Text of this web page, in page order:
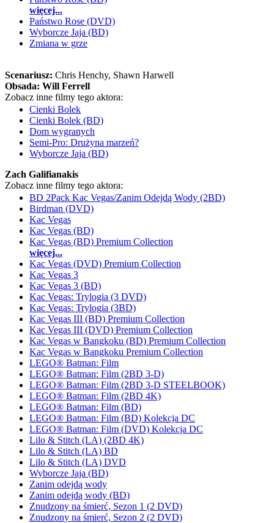
więcej...
Państwo Rose (DVD)
Wyborcze Jaja (BD)
Zmiana w grze
Scenariusz: Chris Henchy, Shawn Harwell
Obsada: Will Ferrell
Zobacz inne filmy tego aktora:
Cienki Bolek
Cienki Bolek (BD)
Dom wygranych
Semi-Pro: Drużyna marzeń?
Wyborcze Jaja (BD)
Zach Galifianakis
Zobacz inne filmy tego aktora:
BD 2Pack Kac Vegas/Zanim Odejdą Wody (2BD)
Birdman (DVD)
Kac Vegas
Kac Vegas (BD)
Kac Vegas (BD) Premium Collection
więcej...
Kac Vegas (DVD) Premium Collection
Kac Vegas 3
Kac Vegas 3 (BD)
Kac Vegas: Trylogia (3 DVD)
Kac Vegas: Trylogia (3BD)
Kac Vegas III (BD) Premium Collection
Kac Vegas III (DVD) Premium Collection
Kac Vegas w Bangkoku (BD) Premium Collection
Kac Vegas w Bangkoku Premium Collection
LEGO® Batman: Film
LEGO® Batman: Film (2BD 3-D)
LEGO® Batman: Film (2BD 3-D STEELBOOK)
LEGO® Batman: Film (2BD 4K)
LEGO® Batman: Film (BD)
LEGO® Batman: Film (BD) Kolekcja DC
LEGO® Batman: Film (DVD) Kolekcja DC
Lilo & Stitch (LA) (2BD 4K)
Lilo & Stitch (LA) BD
Lilo & Stitch (LA) DVD
Wyborcze Jaja (BD)
Zanim odejdą wody
Zanim odejdą wody (BD)
Znudzony na śmierć, Sezon 1 (2 DVD)
Znudzony na śmierć, Sezon 2 (2 DVD)